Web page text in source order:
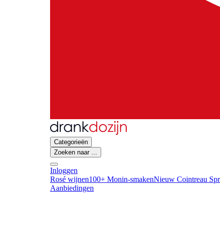
Categorieën
Zoeken naar ...
Inloggen
Rosé wijnen100+ Monin-smakenNieuw Cointreau
Aanbiedingen